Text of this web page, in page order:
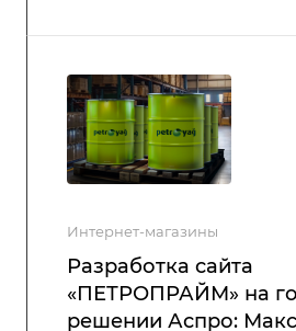
Интернет-магазины
Разработка сайта
‭«ПЕТРОПРАЙМ» на
решении Аспро: